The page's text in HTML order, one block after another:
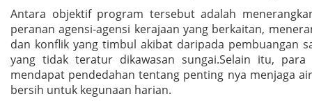
Antara objektif program tersebut adalah
peranan agensi-agensi kerajaan yang berkaitan,
dan konflik yang timbul akibat daripada pembuangan
yang tidak teratur dikawasan sungai.Selain itu,
mendapat pendedahan tentang penting nya menjaga
bersih untuk kegunaan harian.